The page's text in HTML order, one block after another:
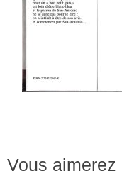
Vous aimerez